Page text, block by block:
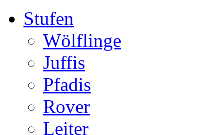
Stufen
Wölflinge
Juffis
Pfadis
Rover
Leiter